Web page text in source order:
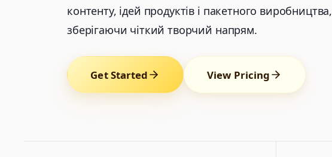
контенту, ідей продуктів і пакетного виробництва,
зберігаючи чіткий творчий напрям.
Get Started View Pricing